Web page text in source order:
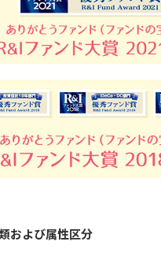
および属性区分